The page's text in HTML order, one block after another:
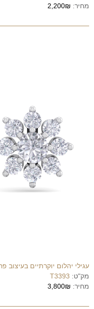
מחיר: 2,200₪
עגילי יהלום יוקרתיים בעיצוב
מק"ט: T3393
מחיר: 3,800₪